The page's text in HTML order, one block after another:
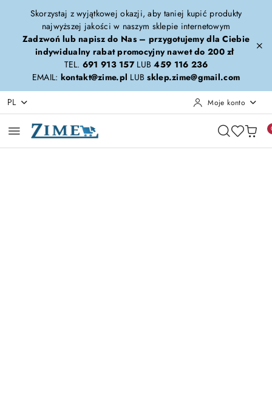
Przejdź do treści głównej
Przejdź do wyszukiwarki
Przejdź do moje konto
Przejdź do menu głównego
Przejdź do opisu produktu
Przejdź do stopki
Skorzystaj z wyjątkowej okazji, aby taniej kupić produkty
najwyższej jakości w naszym sklepie internetowym
Zadzwoń lub napisz do Nas – przygotujemy dla Ciebie
indywidualny rabat promocyjny nawet do 200 zł
TEL. 691 913 157LUB459 116 236
EMAIL: kontakt@zime.pl LUBsklep.zime@gmail.com
PL Moje konto